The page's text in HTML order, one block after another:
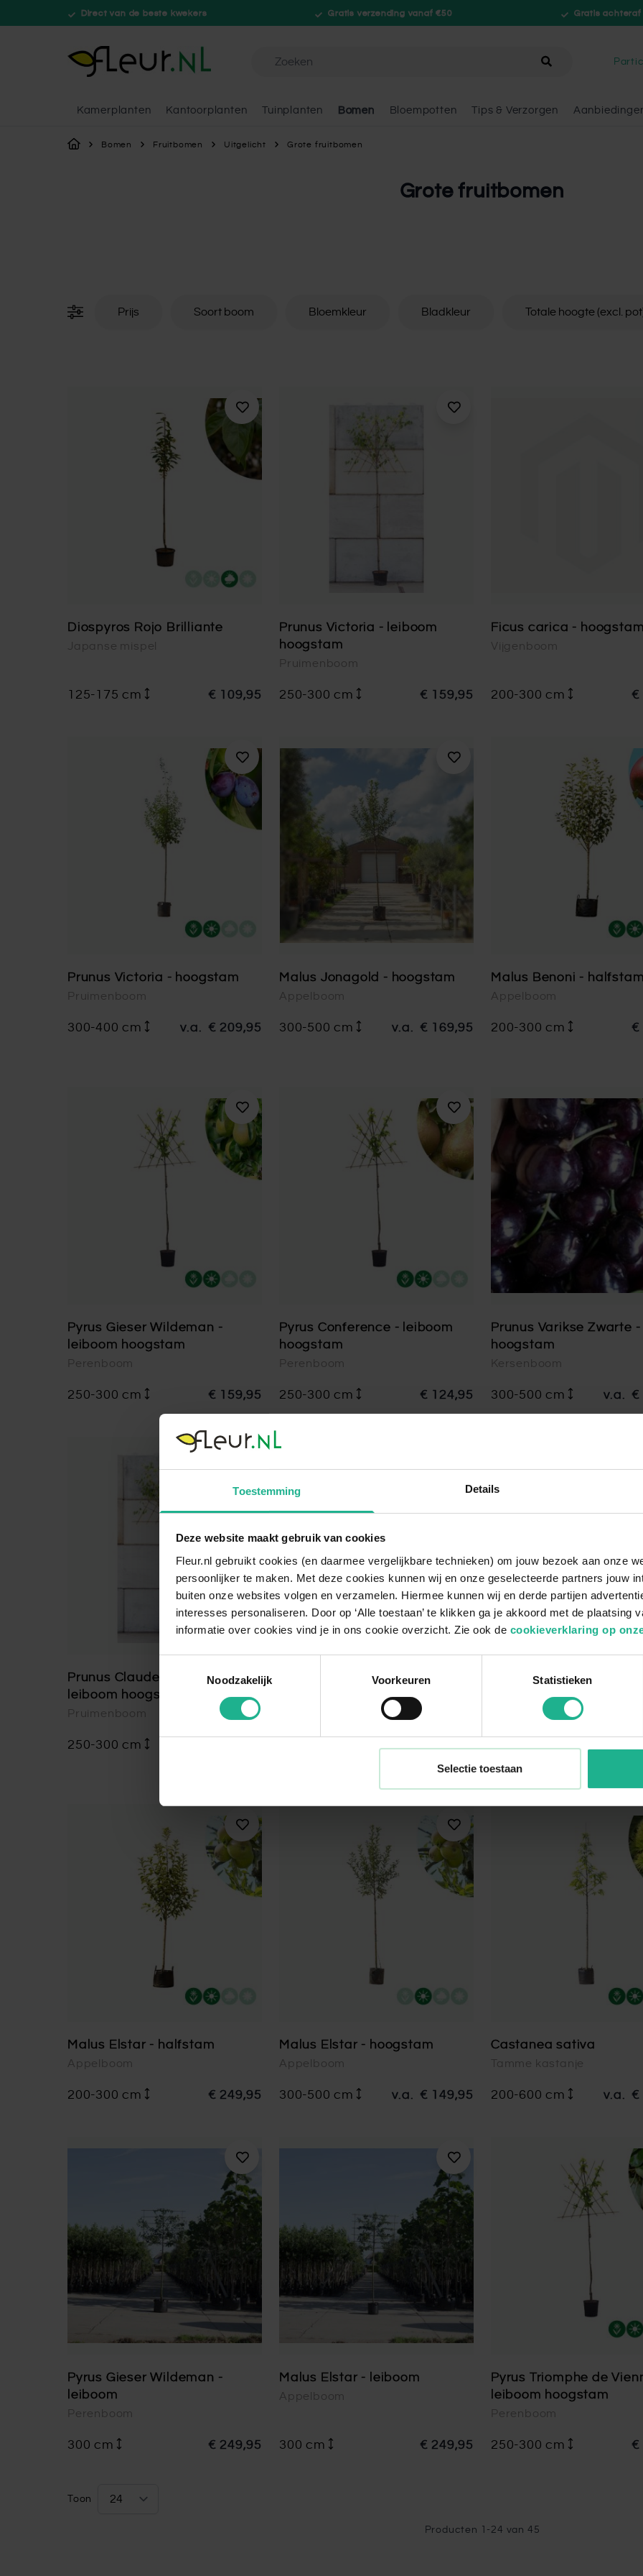
Toestemming Details
Deze website maakt gebruik van cookies
Fleur.nl gebruikt cookies (en daarmee vergelijkbare technieken) om jouw bezoek aan onze
persoonlijker te maken. Met deze cookies kunnen wij en onze geselecteerde partners jouw
buiten onze websites volgen en verzamelen. Hiermee kunnen wij en derde partijen
interesses personaliseren. Door op ‘Alle toestaan’ te klikken ga je akkoord met de plaatsing
informatie over cookies vind je in ons cookie overzicht. Zie ook de cookieverklaring op
Noodzakelijk
Voorkeuren Statistieken
Selectie toestaan
Direct van de beste kwekers Gratis verzending vanaf €50 Gratis achteraf
Kamerplanten Kantoorplanten Tuinplanten Bomen Bloempotten Tips & Verzorgen
Bomen Fruitbomen Uitgelicht Grote fruitbomen
Grote fruitbomen
Prijs Soort boom Bloemkleur Bladkleur Totale hoogte (excl.
Diospyros Rojo Brilliante
Japanse mispel
125-175 cm € 109,95
Prunus Victoria - leiboom
hoogstam
Pruimenboom
250-300 cm € 159,95
Ficus carica - hoogstam
Vijgenboom
200-300 cm €
Prunus Victoria - hoogstam
Pruimenboom
300-400 cm v.a. € 209,95
Malus Jonagold - hoogstam
Appelboom
300-500 cm v.a. € 169,95
Malus Benoni - halfstam
Appelboom
200-300 cm €
Pyrus Gieser Wildeman -
leiboom hoogstam
Perenboom
250-300 cm € 159,95
Pyrus Conference - leiboom
hoogstam
Perenboom
250-300 cm € 124,95
Prunus Varikse Zwarte -
hoogstam
Kersenboom
300-500 cm v.a. €
Prunus Claude D'Althan -
leiboom hoogstam
Pruimenboom
250-300 cm
Prunus Opal - leiboom
€ 114,95
Malus Schone van
leiboom hoogstam
Appelboom Goudreinet
250-300 cm
Malus Elstar - halfstam
Appelboom
200-300 cm € 249,95
Malus Elstar - hoogstam
Appelboom
300-500 cm v.a. € 149,95
Castanea sativa
Tamme kastanje
200-600 cm v.a. €
Pyrus Gieser Wildeman -
leiboom
Perenboom
300 cm € 249,95
Malus Elstar - leiboom
Appelboom
300 cm € 249,95
Pyrus Triomphe de
leiboom hoogstam
Perenboom
250-300 cm €
Toon
Producten - 24 van 45